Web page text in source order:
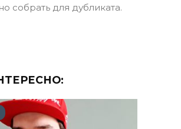
собрать для дубликата.